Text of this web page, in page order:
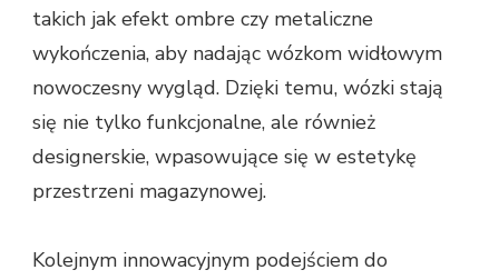
takich jak efekt ombre czy metaliczne
wykończenia, aby nadając wózkom widłowym
nowoczesny wygląd. Dzięki temu, wózki stają
się nie tylko funkcjonalne, ale również
designerskie, wpasowujące się w estetykę
przestrzeni magazynowej.
Kolejnym innowacyjnym podejściem do